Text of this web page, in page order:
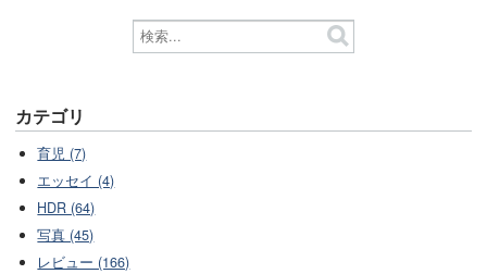
カテゴリ
育児 (7)
エッセイ (4)
HDR (64)
写真 (45)
レビュー (166)